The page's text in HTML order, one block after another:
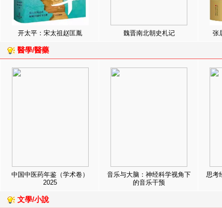
开太平：宋太祖赵匡胤 魏晋南北朝史札记 张
醫學/醫藥
中国中医药年鉴（学术卷）
2025
音乐与大脑：神经科学视角下
的音乐干预
思考
文學/小說